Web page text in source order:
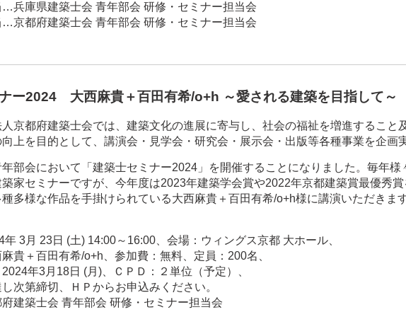
…兵庫県建築士会 青年部会 研修・セミナー担当会
…京都府建築士会 青年部会 研修・セミナー担当会
ー2024 大西麻貴＋百田有希/o+h ～愛される建築を目指して～
京都府建築士会では、建築文化の進展に寄与し、社会の福祉を増進すること
上を目的として、講演会・見学会・研究会・展示会・出版等各種事業を企画
年部会において「建築士セミナー2024」を開催することになりました。毎年
築家セミナーですが、今年度は2023年建築学会賞や2022年京都建築賞最優秀
多様な作品を手掛けられている大西麻貴＋百田有希/o+h様に講演いただきま
年 3月 23日 (土) 14:00～16:00、会場：ウィングス京都 大ホール、
貴＋百田有希/o+h、参加費：無料、定員：200名、
年3月18日 (月)、ＣＰＤ：２単位（予定）、
次第締切、ＨＰからお申込みください。
建築士会 青年部会 研修・セミナー担当会